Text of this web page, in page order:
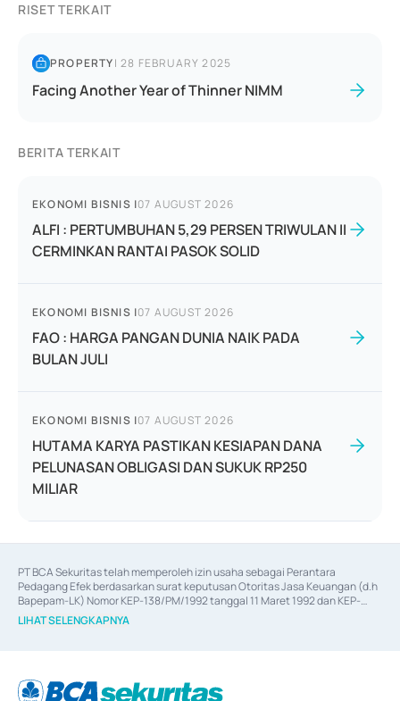
RISET TERKAIT
PROPERTY|28 FEBRUARY 2025
Facing Another Year of Thinner NIMM
BERITA TERKAIT
EKONOMI BISNIS |07 AUGUST 2026
ALFI : PERTUMBUHAN 5,29 PERSEN TRIWULAN II
CERMINKAN RANTAI PASOK SOLID
EKONOMI BISNIS |07 AUGUST 2026
FAO : HARGA PANGAN DUNIA NAIK PADA
BULAN JULI
EKONOMI BISNIS |07 AUGUST 2026
HUTAMA KARYA PASTIKAN KESIAPAN DANA
PELUNASAN OBLIGASI DAN SUKUK RP250
MILIAR
PT BCA Sekuritas telah memperoleh izin usaha sebagai Perantara
Pedagang Efek berdasarkan surat keputusan Otoritas Jasa Keuangan (d.h
Bapepam-LK) Nomor KEP-138/PM/1992 tanggal 11 Maret 1992 dan KEP-
06/D.04/2014 tanggal 28 Februari 2014, izin usaha sebagai Penjamin Emisi
Efek berdasarkan surat keputusan Otoritas Jasa Keuangan Nomor KEP-
berdasarkan surat keputusan Otoritas Jasa Keuangan Nomor S-
LIHAT SELENGKAPNYA